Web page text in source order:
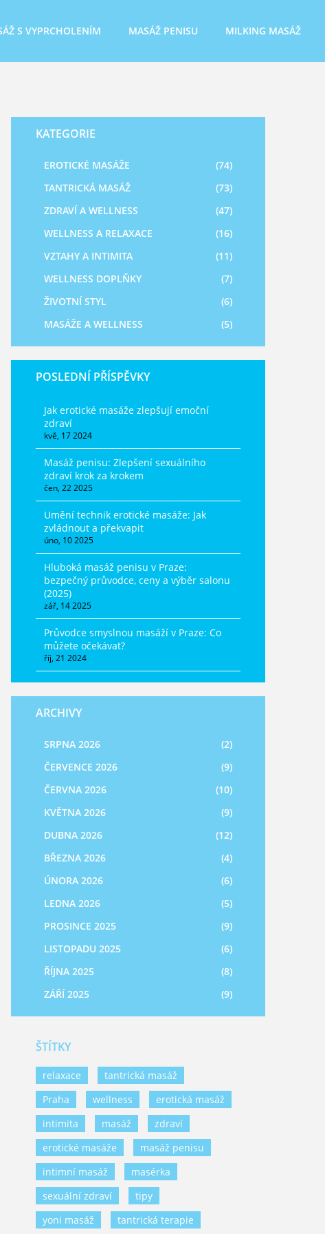
S VYPRCHOLENÍM MASÁŽ PENISU MILKING MASÁŽ
KATEGORIE
EROTICKÉ MASÁŽE
(74)
TANTRICKÁ MASÁŽ
(73)
ZDRAVÍ A WELLNESS
(47)
WELLNESS A RELAXACE
(16)
VZTAHY A INTIMITA
(11)
WELLNESS DOPLŇKY
(7)
ŽIVOTNÍ STYL
(6)
MASÁŽE A WELLNESS
(5)
POSLEDNÍ PŘÍSPĚVKY
Jak erotické masáže zlepšují emoční
zdraví
kvě, 17 2024
Masáž penisu: Zlepšení sexuálního
zdraví krok za krokem
čen, 22 2025
Umění technik erotické masáže: Jak
zvládnout a překvapit
úno, 10 2025
Hluboká masáž penisu v Praze:
bezpečný průvodce, ceny a výběr salonu
(2025)
zář, 14 2025
Průvodce smyslnou masáží v Praze: Co
můžete očekávat?
říj, 21 2024
ARCHIVY
SRPNA 2026
(2)
ČERVENCE 2026
(9)
ČERVNA 2026
(10)
KVĚTNA 2026
(9)
DUBNA 2026
(12)
BŘEZNA 2026
(4)
ÚNORA 2026
(6)
LEDNA 2026
(5)
PROSINCE 2025
(9)
LISTOPADU 2025
(6)
ŘÍJNA 2025
(8)
ZÁŘÍ 2025
(9)
ŠTÍTKY
relaxace
tantrická masáž
Praha
wellness
erotická masáž
intimita
masáž
zdraví
erotické masáže
masáž penisu
intimní masáž
masérka
sexuální zdraví
tipy
yoni masáž
tantrická terapie